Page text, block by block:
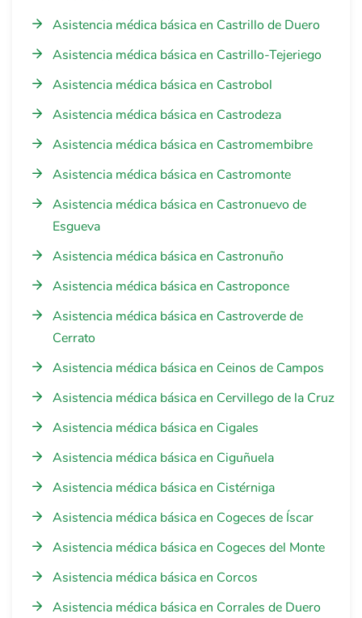
Asistencia médica básica en Castrillo de Duero
Asistencia médica básica en Castrillo-Tejeriego
Asistencia médica básica en Castrobol
Asistencia médica básica en Castrodeza
Asistencia médica básica en Castromembibre
Asistencia médica básica en Castromonte
Asistencia médica básica en Castronuevo de
Esgueva
Asistencia médica básica en Castronuño
Asistencia médica básica en Castroponce
Asistencia médica básica en Castroverde de
Cerrato
Asistencia médica básica en Ceinos de Campos
Asistencia médica básica en Cervillego de la Cruz
Asistencia médica básica en Cigales
Asistencia médica básica en Ciguñuela
Asistencia médica básica en Cistérniga
Asistencia médica básica en Cogeces de Íscar
Asistencia médica básica en Cogeces del Monte
Asistencia médica básica en Corcos
Asistencia médica básica en Corrales de Duero